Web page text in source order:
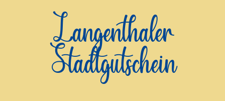
Gutscheine kaufenLangenthaler
Stadtgutschein